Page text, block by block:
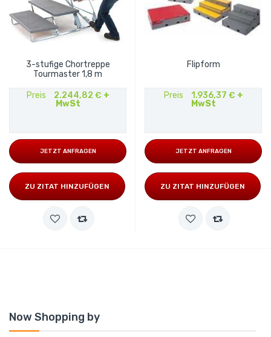
Now Shopping by
3-stufige Chortreppe
Tourmaster 1,8 m
Preis 2.244,82 € +
MwSt
JETZT ANFRAGEN
ZU ZITAT HINZUFÜGEN
Flipform
Preis 1.936,37 € +
MwSt
JETZT ANFRAGEN
ZU ZITAT HINZUFÜGEN